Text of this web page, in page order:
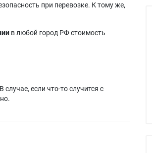
при перевозке. К тому же,
в любой город РФ стоимость
В случае, если что-то случится с